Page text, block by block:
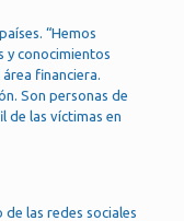
“Hemos
y conocimientos
financiera.
Son personas de
de las víctimas en
de las redes sociales